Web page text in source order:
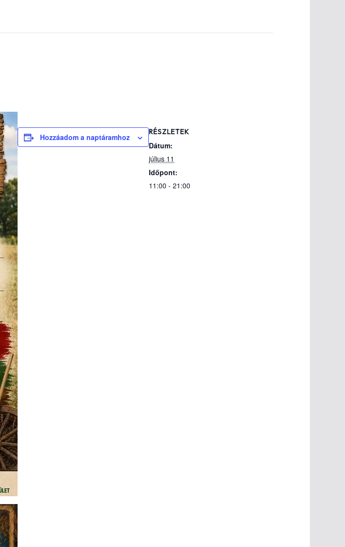
Hozzáadom a naptáramhoz
RÉSZLETEK
Dátum:
július 11
Időpont:
11:00 - 21:00